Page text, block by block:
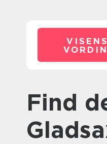
Find den perfekte tandlæge i